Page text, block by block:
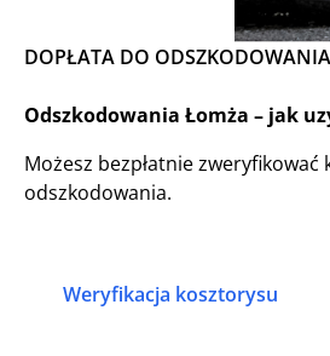
DOPŁATA DO ODSZKODOWANIA
Odszkodowania Łomża – jak
Możesz bezpłatnie
odszkodowania.
Weryfikacja kosztorysu